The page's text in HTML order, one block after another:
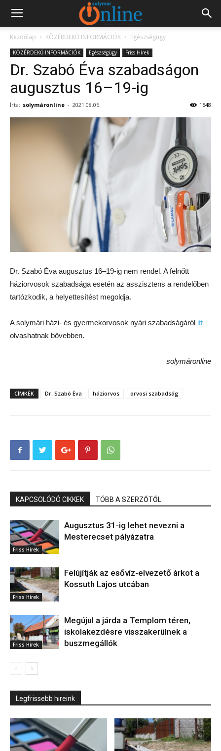
Kezdőlap KÖZÉRDEKŰ INFORMÁCIÓK Egészségügy
KÖZÉRDEKŰ INFORMÁCIÓK Egészségügy Friss Hírek
Dr. Szabó Éva szabadságon
augusztus 16–19-ig
Írta: solymáronline - 2021.08.05. 1548
Dr. Szabó Éva augusztus 16–19-ig nem rendel. A felnőtt
háziorvosok szabadsága esetén az asszisztens a rendelőben
tartózkodik, a helyettesítést megoldja.
A solymári házi- és gyermekorvosok nyári szabadságáról itt
olvashatnak bővebben.
solymáronline
CÍMKÉK Dr. Szabó Éva háziorvos orvosi szabadság
KAPCSOLÓDÓ CIKKEK TÖBB A SZERZŐTŐL
Friss Hírek
Augusztus 31-ig lehet nevezni a
Mesterecset pályázatra
Friss Hírek
Felújítják az esővíz-elvezető árkot a
Kossuth Lajos utcában
Friss Hírek
Megújul a járda a Templom téren,
iskolakezdésre visszakerülnek a
buszmegállók
Legfrissebb hireink